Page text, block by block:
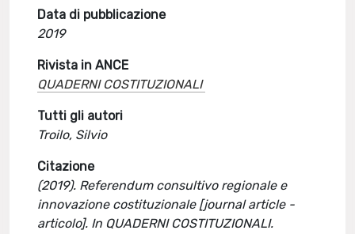
Data di pubblicazione
2019
Rivista in ANCE
QUADERNI COSTITUZIONALI
Tutti gli autori
Troilo, Silvio
Citazione
(2019). Referendum consultivo regionale e
innovazione costituzionale [journal article -
articolo]. In QUADERNI COSTITUZIONALI.